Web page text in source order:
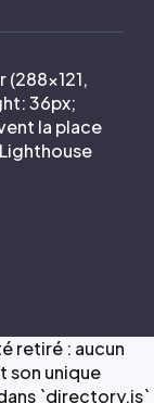
36px;
la place
retiré : aucun
son unique
`directory.js`